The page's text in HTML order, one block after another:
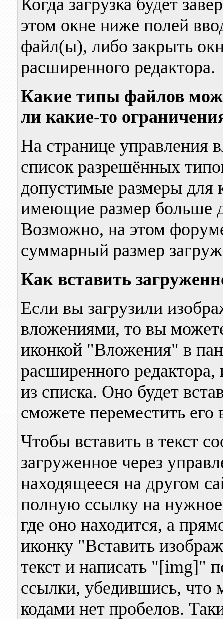
Когда загрузка будет
этом окне ниже полей
файл(ы), либо закрыть
расширенного редактора.
Какие типы файлов
ли какие-то
На странице управления
список разрешённых
допустимые размеры для
имеющие размер больше
Возможно, на этом
суммарный размер
Как вставить
Если вы загрузили
вложениями, то вы
иконкой "Вложения" в
расширенного
из списка. Оно будет
сможете переместить его
Чтобы вставить в текст
загруженное через
находящееся на другом
полную ссылку на
где оно находится, а
иконку "Вставить
текст и написать "[img]"
ссылки, убедившись,
кодами нет пробелов.